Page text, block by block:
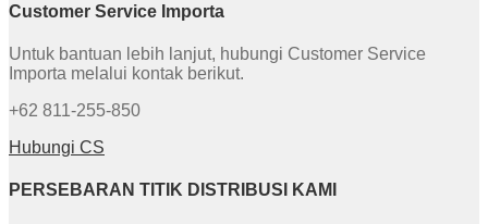
Customer Service Importa
Untuk bantuan lebih lanjut, hubungi Customer Service
Importa melalui kontak berikut.
+62 811-255-850
Hubungi CS
PERSEBARAN TITIK DISTRIBUSI KAMI